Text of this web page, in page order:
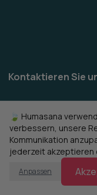
Kontaktieren Sie
© 2022-2026
🍃 Humasana
verbessern, unsere
Kommunikation
jederzeit akzeptieren
Anpassen